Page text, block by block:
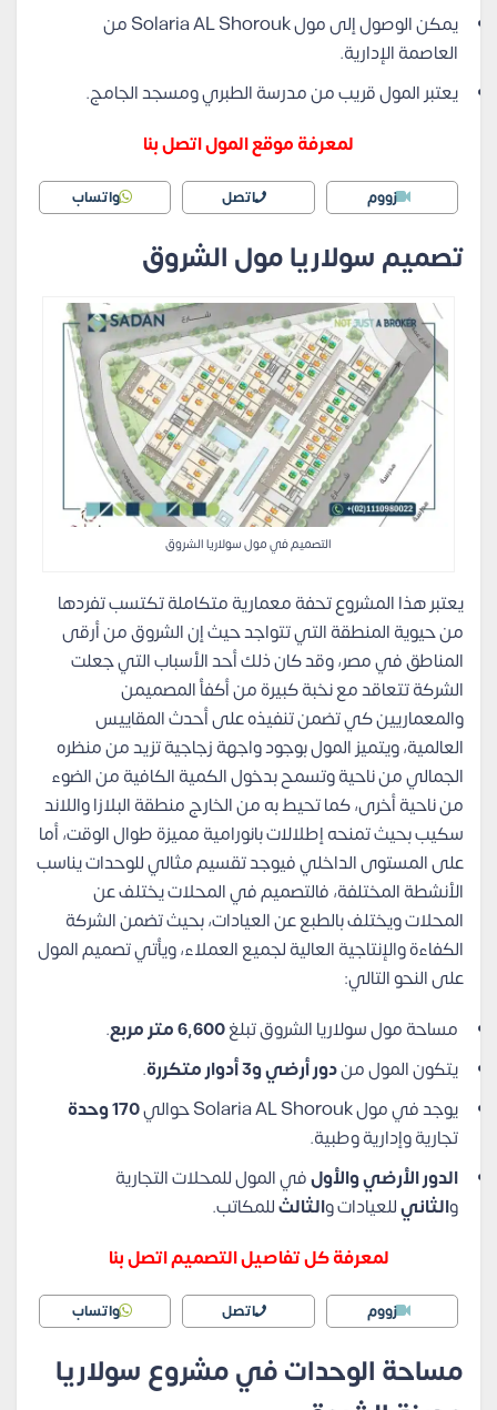
يمكن الوصول إلى مول Solaria AL Shorouk من
العاصمة الإدارية.
يعتبر المول قريب من مدرسة الطبري ومسجد الجامج.
لمعرفة موقع المول اتصل بنا
زووم اتصل واتساب
تصميم سولاريا مول الشروق
التصميم في مول سولاريا الشروق
يعتبر هذا المشروع تحفة معمارية متكاملة تكتسب تفردها
من حيوية المنطقة التي تتواجد حيث إن الشروق من أرقى
المناطق في مصر، وقد كان ذلك أحد الأسباب التي جعلت
الشركة تتعاقد مع نخبة كبيرة من أكفأ المصميمن
والمعماريين كي تضمن تنفيذه على أحدث المقاييس
العالمية، ويتميز المول بوجود واجهة زجاجية تزيد من منظره
الجمالي من ناحية وتسمح بدخول الكمية الكافية من الضوء
من ناحية أخرى، كما تحيط به من الخارج منطقة البلازا واللاند
سكيب بحيث تمنحه إطلالات بانورامية مميزة طوال الوقت، أما
على المستوى الداخلي فيوجد تقسيم مثالي للوحدات يناسب
الأنشطة المختلفة، فالتصميم في المحلات يختلف عن
المحلات ويختلف بالطبع عن العيادات، بحيث تضمن الشركة
الكفاءة والإنتاجية العالية لجميع العملاء، ويأتي تصميم المول
على النحو التالي:
مساحة مول سولاريا الشروق تبلغ
.
يتكون المول مندور أرضي و3 أدوار متكررة
.
يوجد في مول Solaria AL Shorouk حوالي
170 وحدة
تجارية وإدارية وطبية.
الدور الأرضي والأولفي المول للمحلات التجارية
والثانيللعيادات والثالثللمكاتب.
لمعرفة كل تفاصيل التصميم اتصل بنا
زووم اتصل واتساب
مساحة الوحدات في مشروع سولاريا